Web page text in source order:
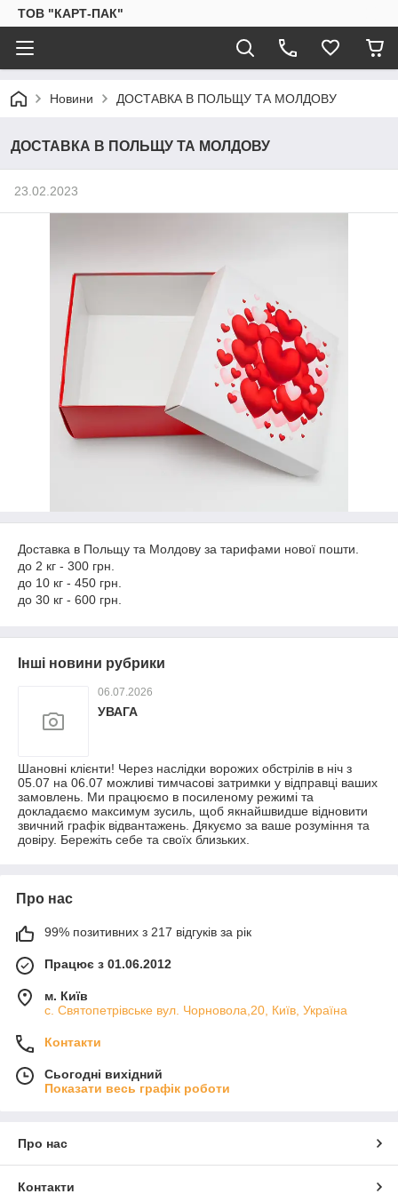
ТОВ "КАРТ-ПАК"
Новини ДОСТАВКА В ПОЛЬЩУ ТА МОЛДОВУ
ДОСТАВКА В ПОЛЬЩУ ТА МОЛДОВУ
23.02.2023
Доставка в Польщу та Молдову за тарифами нової пошти.
до 2 кг - 300 грн.
до 10 кг - 450 грн.
до 30 кг - 600 грн.
Інші новини рубрики
06.07.2026
УВАГА
Шановні клієнти! Через наслідки ворожих обстрілів в ніч з
05.07 на 06.07 можливі тимчасові затримки у відправці ваших
замовлень. Ми працюємо в посиленому режимі та
докладаємо максимум зусиль, щоб якнайшвидше відновити
звичний графік відвантажень. Дякуємо за ваше розуміння та
довіру. Бережіть себе та своїх близьких.
Про нас
99% позитивних з 217 відгуків за рік
Працює з 01.06.2012
м. Київ
с. Святопетрівське вул. Чорновола,20, Київ, Україна
Контакти
Сьогодні вихідний
Показати весь графік роботи
Про нас
Контакти